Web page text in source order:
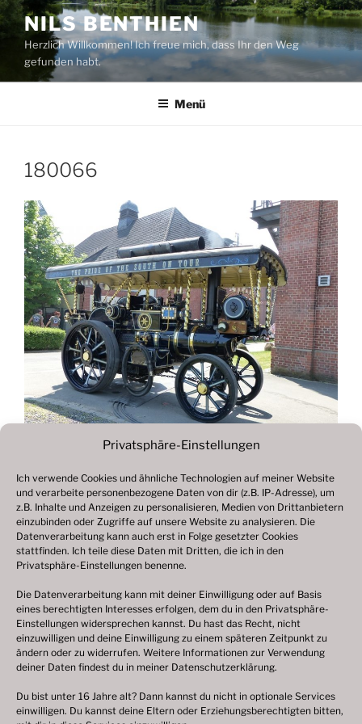
Privatsphäre-Einstellungen
Ich verwende Cookies und ähnliche Technologien auf meiner Website
und verarbeite personenbezogene Daten von dir (z.B. IP-Adresse), um
z.B. Inhalte und Anzeigen zu personalisieren, Medien von Drittanbietern
einzubinden oder Zugriffe auf unsere Website zu analysieren. Die
Datenverarbeitung kann auch erst in Folge gesetzter Cookies
stattfinden. Ich teile diese Daten mit Dritten, die ich in den
Privatsphäre-Einstellungen benenne.
Die Datenverarbeitung kann mit deiner Einwilligung oder auf Basis
eines berechtigten Interesses erfolgen, dem du in den Privatsphäre-
Einstellungen widersprechen kannst. Du hast das Recht, nicht
einzuwilligen und deine Einwilligung zu einem späteren Zeitpunkt zu
ändern oder zu widerrufen. Weitere Informationen zur Verwendung
deiner Daten findest du in meiner Datenschutzerklärung.
Du bist unter 16 Jahre alt? Dann kannst du nicht in optionale Services
einwilligen. Du kannst deine Eltern oder Erziehungsberechtigten bitten,
Zum
Inhalt
springen
NILS BENTHIEN
Herzlich Willkommen! Ich freue mich, dass Ihr den Weg
gefunden habt.
Menü
180066
Beitragsnavigation
Vorheriger
Beitrag
Fotogalerie 2018
© 2003 – 2025 nilsbenthien.de,Datenschutzerklärung
|Cookie-Richtlinie EU|Impressum